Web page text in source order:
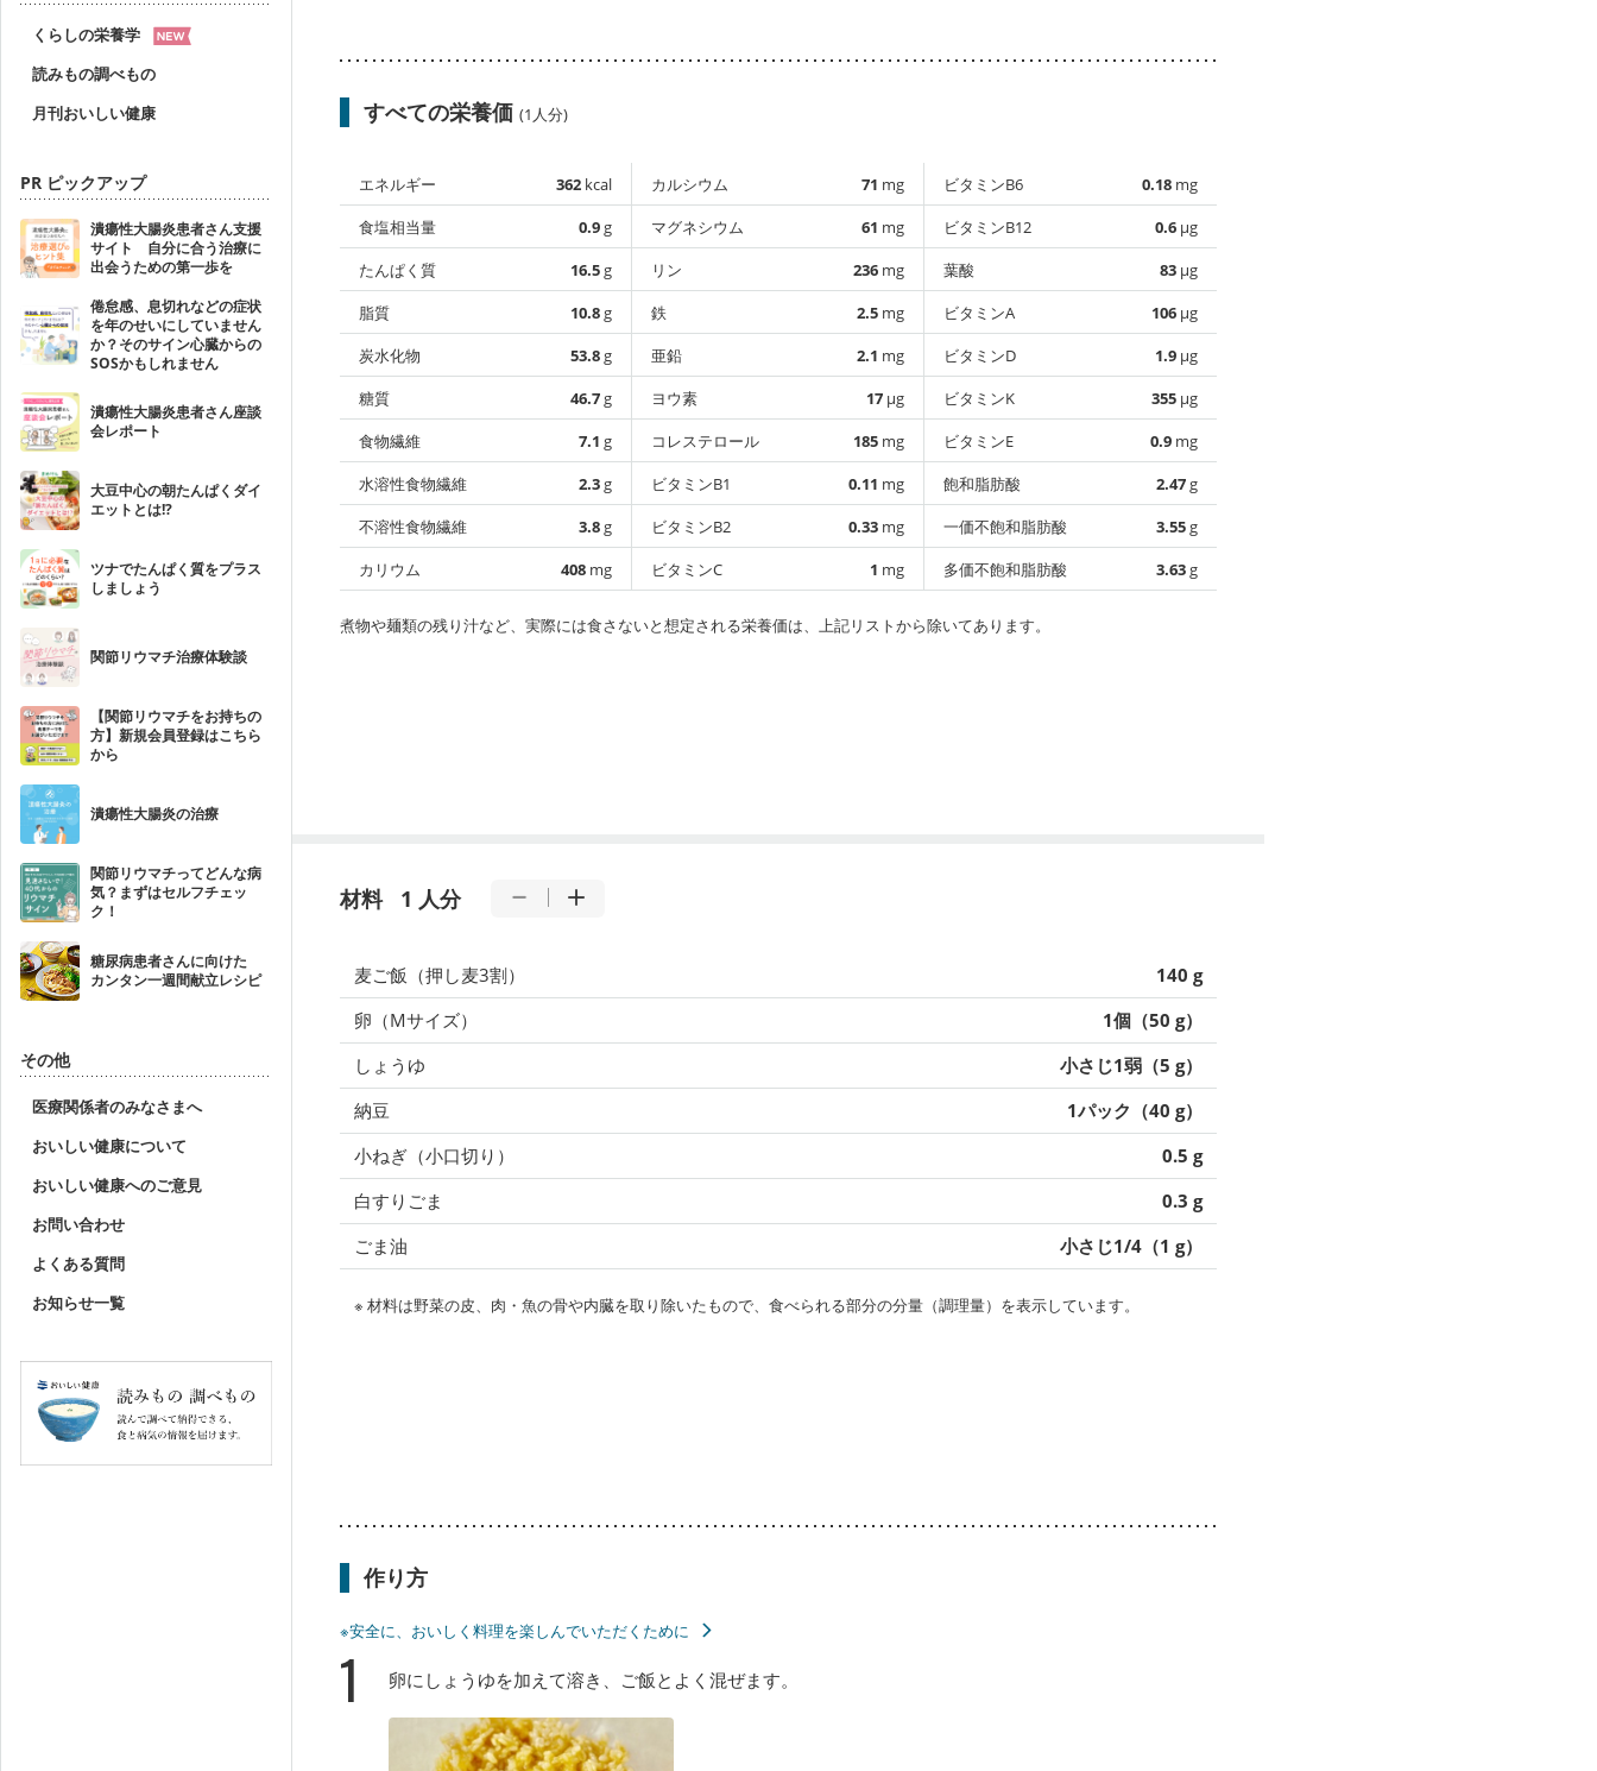
くらしの栄養学
読みもの調べもの
月刊おいしい健康
PR ピックアップ
潰瘍性大腸炎患者さん支援
サイト 自分に合う治療に
出会うための第一歩を
倦怠感、息切れなどの症状
を年のせいにしていません
か？そのサイン心臓からの
SOSかもしれません
潰瘍性大腸炎患者さん座談
会レポート
大豆中心の朝たんぱくダイ
エットとは!?
ツナでたんぱく質をプラス
しましょう
関節リウマチ治療体験談
【関節リウマチをお持ちの
方】新規会員登録はこちら
から
潰瘍性大腸炎の治療
関節リウマチってどんな病
気？まずはセルフチェッ
ク！
糖尿病患者さんに向けた
カンタン一週間献立レシピ
その他
医療関係者のみなさまへ
おいしい健康について
おいしい健康へのご意見
お問い合わせ
よくある質問
お知らせ一覧
すべての栄養価 (1人分)
エネルギー 362 kcal
食塩相当量
0.9g
たんぱく質
16.5g
脂質
10.8g
炭水化物
53.8g
糖質
46.7g
食物繊維
7.1 g
水溶性食物繊維
2.3g
不溶性食物繊維
3.8g
カリウム
408 mg
カルシウム 71 mg
マグネシウム
61 mg
リン
236 mg
鉄
2.5 mg
亜鉛
2.1 mg
ヨウ素
17 µg
コレステロール
185 mg
ビタミンB1
0.11 mg
ビタミンB2
0.33 mg
ビタミンC
1 mg
ビタミンB6 0.18 mg
ビタミンB12
0.6 µg
葉酸
83 µg
ビタミンA
106 µg
ビタミンD
1.9 µg
ビタミンK
355 µg
ビタミンE
0.9 mg
飽和脂肪酸
2.47g
一価不飽和脂肪酸
3.55g
多価不飽和脂肪酸
3.63g
煮物や麺類の残り汁など、実際には食さないと想定される栄養価は、上記リストから除いてあります。
材料 1 人分
麦ご飯（押し麦3割）
140 g
卵（Mサイズ）
1個（50 g）
しょうゆ
小さじ1弱（5 g）
納豆
1パック（40 g）
小ねぎ（小口切り）
0.5 g
白すりごま
0.3 g
ごま油
小さじ1/4（1 g）
※ 材料は野菜の皮、肉・魚の骨や内臓を取り除いたもので、食べられる部分の分量（調理量）を表示しています。
作り方
※安全に、おいしく料理を楽しんでいただくために
1 卵にしょうゆを加えて溶き、ご飯とよく混ぜます。